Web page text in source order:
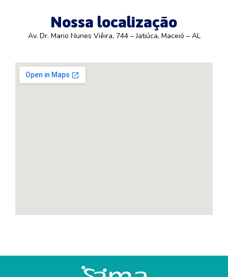
Nossa localização
Av. Dr. Mario Nunes Viêira, 744 – Jatiúca, Maceió – AL